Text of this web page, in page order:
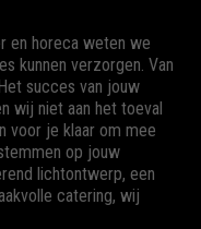
en horeca weten we
kunnen verzorgen. Van
succes van jouw
wij niet aan het toeval
voor je klaar om mee
op jouw
lichtontwerp, een
catering, wij